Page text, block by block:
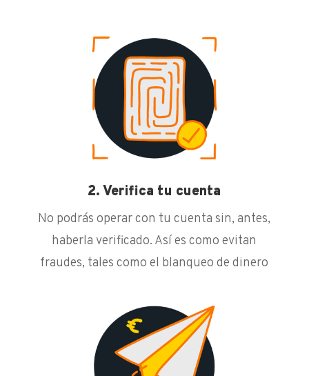
2. Verifica tu cuenta
No podrás operar con tu cuenta sin, antes,
haberla verificado. Así es como evitan
fraudes, tales como el blanqueo de dinero